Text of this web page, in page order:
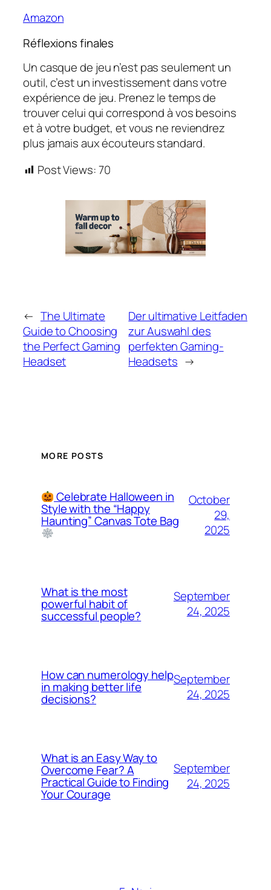
Amazon
Réflexions finales
Un casque de jeu n’est pas seulement un
outil, c’est un investissement dans votre
expérience de jeu. Prenez le temps de
trouver celui qui correspond à vos besoins
et à votre budget, et vous ne reviendrez
plus jamais aux écouteurs standard.
Post Views:70
← The Ultimate
Guide to Choosing
the Perfect Gaming
Headset
Der ultimative Leitfaden
zur Auswahl des
perfekten Gaming-
Headsets →
MORE POSTS
Celebrate Halloween in
Style with the “Happy
Haunting” Canvas Tote Bag
October
29,
2025
What is the most
powerful habit of
successful people?
September
24, 2025
How can numerology help
in making better life
decisions?
September
24, 2025
What is an Easy Way to
Overcome Fear? A
Practical Guide to Finding
Your Courage
September
24, 2025